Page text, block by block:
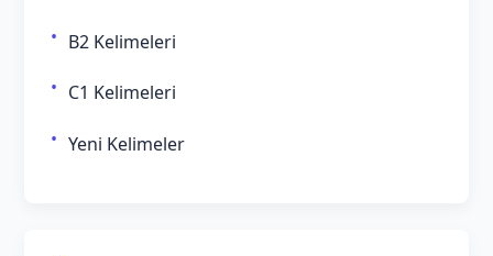
B2 Kelimeleri
C1 Kelimeleri
Yeni Kelimeler